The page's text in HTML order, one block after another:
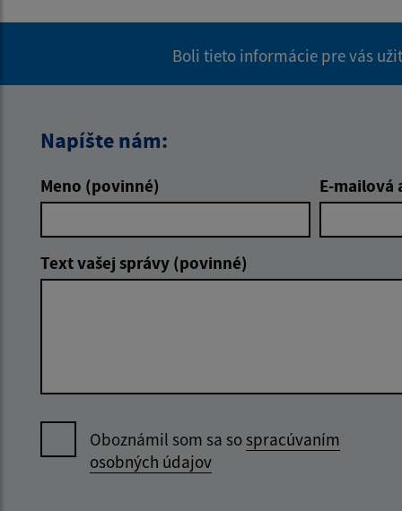
Boli tieto informácie pre vás
Napíšte nám:
Meno (povinné) E-mailová
Text vašej správy (povinné)
Oboznámil som sa sospracúvaním
osobných údajov